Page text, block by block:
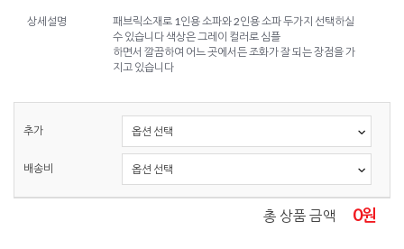
상세설명
패브릭소재로 1인용 소파와 2인용 소파 두가지 선택하실
수 있습니다 색상은 그레이 컬러로 심플
하면서 깔끔하여 어느 곳에서든 조화가 잘 되는 장점을 가
지고 있습니다
추가
배송비
총 상품 금액 0원